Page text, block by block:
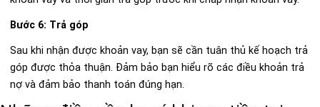
Bước 6: Trả góp
Sau khi nhận được khoản vay, bạn sẽ cần tuân thủ kế hoạch trả
góp được thỏa thuận. Đảm bảo bạn hiểu rõ các điều khoản trả
nợ và đảm bảo thanh toán đúng hạn.